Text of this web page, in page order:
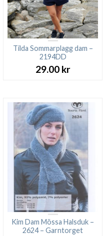
Tilda Sommarplagg dam –
2194DD
29.00 kr
Kim Dam Mössa Halsduk –
2624 – Garntorget